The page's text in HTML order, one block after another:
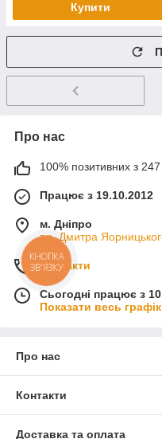
Купити
Про нас
100% позитивних з 247
Працює з 19.10.2012
м. Дніпро
пр. Дмитра
Контакти
Сьогодні працює з
Показати весь
Про нас
Контакти
Доставка та оплата
КНОПКА
ЗВ'ЯЗКУ